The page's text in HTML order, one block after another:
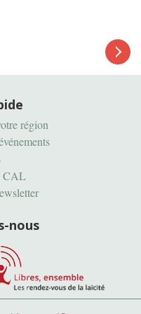
Article
suivant
région
CAL
nous